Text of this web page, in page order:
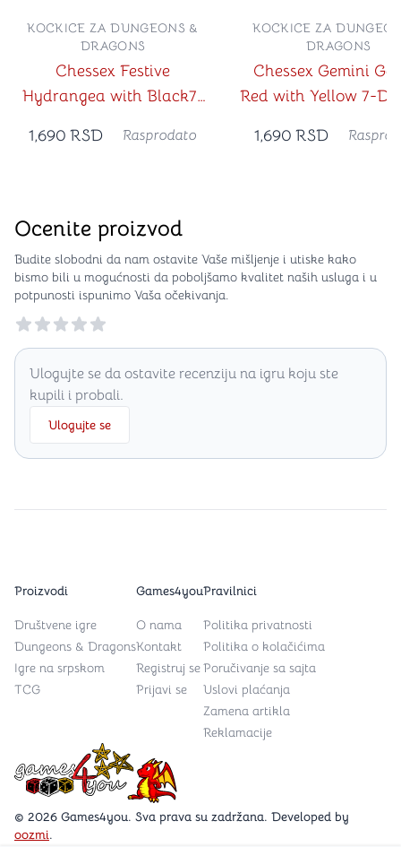
Chessex Festive
Hydrangea with Black7-
(Lab Dice)
KOCKICE ZA DUNGEONS &
DRAGONS
1,690 RSD Rasprodato
Chessex Gemini
Red with Yellow 7-
KOCKICE ZA
DRAGONS
1,690 RSD
Ocenite proizvod
Budite slobodni da nam ostavite Vaše mišljenje i utiske kako
bismo bili u mogućnosti da poboljšamo kvalitet naših usluga i u
potpunosti ispunimo Vaša očekivanja.
Reviews
Ulogujte se da ostavite recenziju na igru koju ste
kupili i probali.
Ulogujte se
Games4you logo
© 2026 Games4you. Sva prava su zadržana. Developed by
oozmi.
Proizvodi
Društvene igre
Dungeons & Dragons
Igre na srpskom
TCG
Games4you
O nama
Kontakt
Registruj se
Prijavi se
Pravilnici
Politika privatnosti
Politika o kolačićima
Poručivanje sa sajta
Uslovi plaćanja
Zamena artikla
Reklamacije